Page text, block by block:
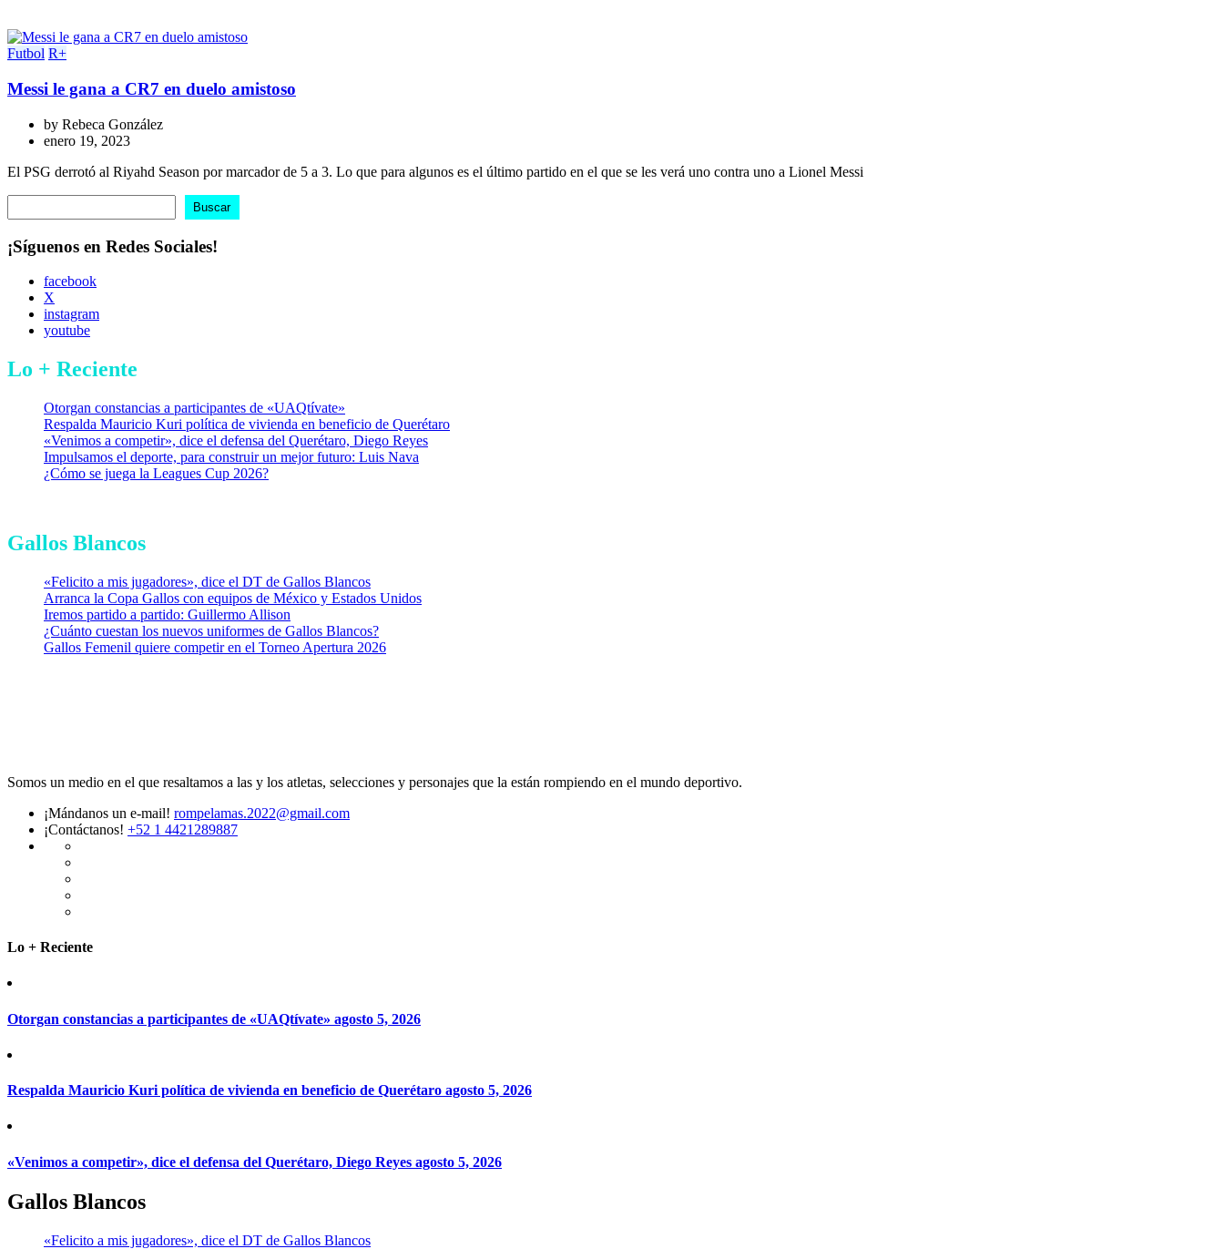
Futbol R+
Messi le gana a CR7 en duelo amistoso
by Rebeca González
enero 19, 2023
El PSG derrotó al Riyahd Season por marcador de 5 a 3. Lo que para algunos es el último partido en el que se les verá uno contra uno a Lionel Messi
Buscar
¡Síguenos en Redes Sociales!
facebook
X
instagram
youtube
Lo + Reciente
Otorgan constancias a participantes de «UAQtívate»
Respalda Mauricio Kuri política de vivienda en beneficio de Querétaro
«Venimos a competir», dice el defensa del Querétaro, Diego Reyes
Impulsamos el deporte, para construir un mejor futuro: Luis Nava
¿Cómo se juega la Leagues Cup 2026?
Gallos Blancos
«Felicito a mis jugadores», dice el DT de Gallos Blancos
Arranca la Copa Gallos con equipos de México y Estados Unidos
Iremos partido a partido: Guillermo Allison
¿Cuánto cuestan los nuevos uniformes de Gallos Blancos?
Gallos Femenil quiere competir en el Torneo Apertura 2026
Somos un medio en el que resaltamos a las y los atletas, selecciones y personajes que la están rompiendo en el mundo deportivo.
¡Mándanos un e-mail! rompelamas.2022@gmail.com
¡Contáctanos! +52 1 4421289887
Lo + Reciente
Otorgan constancias a participantes de «UAQtívate» agosto 5, 2026
Respalda Mauricio Kuri política de vivienda en beneficio de Querétaro agosto 5, 2026
«Venimos a competir», dice el defensa del Querétaro, Diego Reyes agosto 5, 2026
Gallos Blancos
«Felicito a mis jugadores», dice el DT de Gallos Blancos